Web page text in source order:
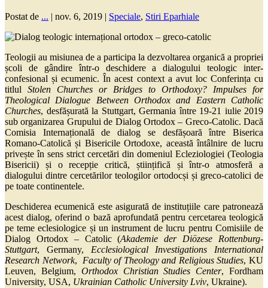
Postat de ... | nov. 6, 2019 | Speciale, Stiri Eparhiale
Teologii au misiunea de a participa la dezvoltarea organică a propriei
școli de gândire într-o deschidere a dialogului teologic inter-
confesional și ecumenic. În acest context a avut loc Conferința cu
titlul Stolen Churches or Bridges to Orthodoxy? Impulses for
Theological Dialogue Between Orthodox and Eastern Catholic
Churches, desfășurată la Stuttgart, Germania între 19-21 iulie 2019
sub organizarea Grupului de Dialog Ortodox – Greco-Catolic. Dacă
Comisia Internațională de dialog se desfășoară între Biserica
Romano-Catolică și Bisericile Ortodoxe, această întâlnire de lucru
privește în sens strict cercetări din domeniul Ecleziologiei (Teologia
Bisericii) și o recepție critică, științifică și într-o atmosferă a
dialogului dintre cercetărilor teologilor ortodocși și greco-catolici de
pe toate continentele.
Deschiderea ecumenică este asigurată de instituțiile care patronează
acest dialog, oferind o bază aprofundată pentru cercetarea teologică
pe teme eclesiologice și un instrument de lucru pentru Comisiile de
Dialog Ortodox – Catolic (Akademie der Diözese Rottenburg-
Stuttgart, Germany, Ecclesiological Investigations International
Research Network, Faculty of Theology and Religious Studies, KU
Leuven, Belgium, Orthodox Christian Studies Center, Fordham
University, USA, Ukrainian Catholic University Lviv, Ukraine).